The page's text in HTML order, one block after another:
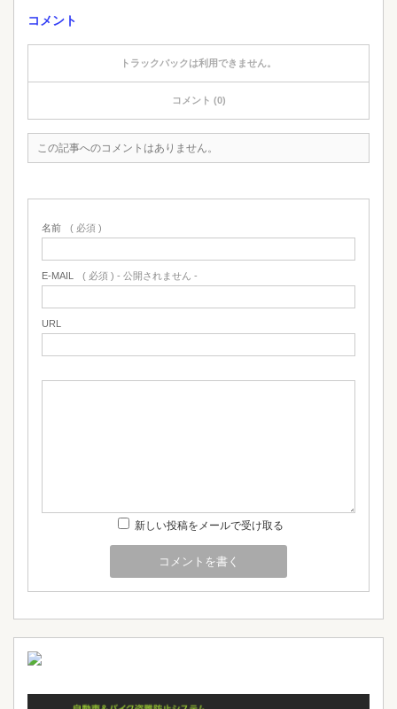
コメント
トラックバックは利用できません。
コメント (0)
この記事へのコメントはありません。
名前 ( 必須 )
E-MAIL ( 必須 ) - 公開されません -
URL
新しい投稿をメールで受け取る